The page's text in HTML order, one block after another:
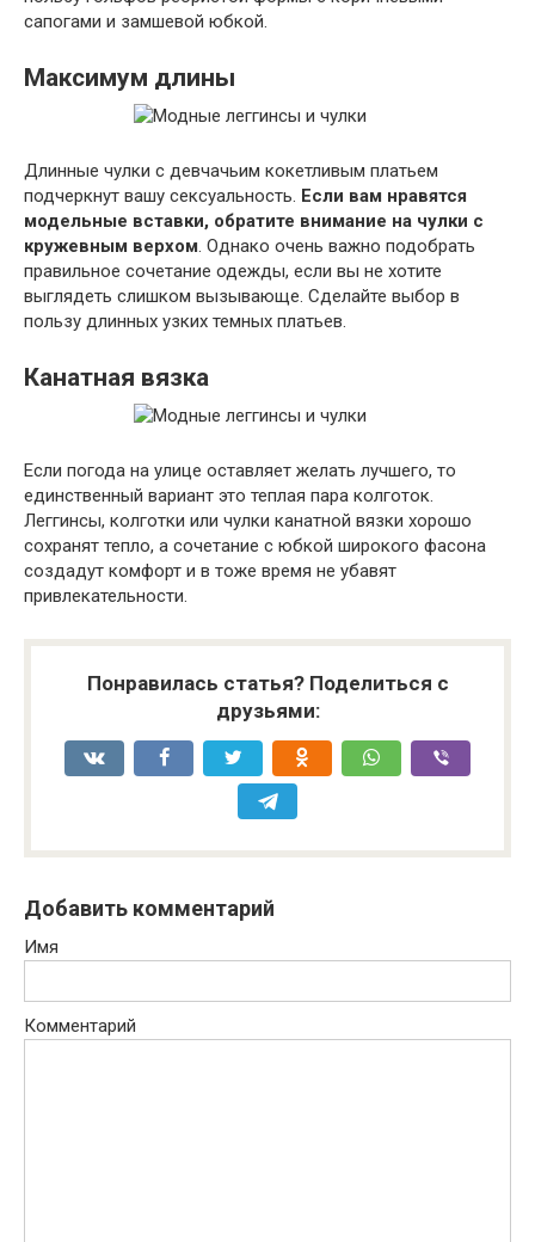
сапогами и замшевой юбкой.
Максимум длины
Длинные чулки с девчачьим кокетливым платьем
подчеркнут вашу сексуальность. Если вам нравятся
модельные вставки, обратите внимание на чулки с
кружевным верхом. Однако очень важно подобрать
правильное сочетание одежды, если вы не хотите
выглядеть слишком вызывающе. Сделайте выбор в
пользу длинных узких темных платьев.
Канатная вязка
Если погода на улице оставляет желать лучшего, то
единственный вариант это теплая пара колготок.
Леггинсы, колготки или чулки канатной вязки хорошо
сохранят тепло, а сочетание с юбкой широкого фасона
создадут комфорт и в тоже время не убавят
привлекательности.
Понравилась статья? Поделиться с
друзьями:
Добавить комментарий
Имя
Комментарий